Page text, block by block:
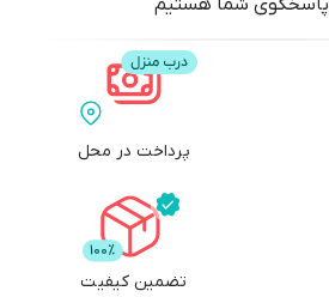
پاسخگوی شما هستیم
پرداخت در محل
تضمین کیفیت